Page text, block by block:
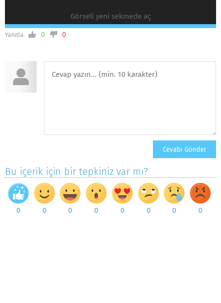
Görseli yeni sekmede aç
Yanıtla 0 0
Bu içerik için bir tepkiniz var mı?
0 0 0 0 0 0 0 0